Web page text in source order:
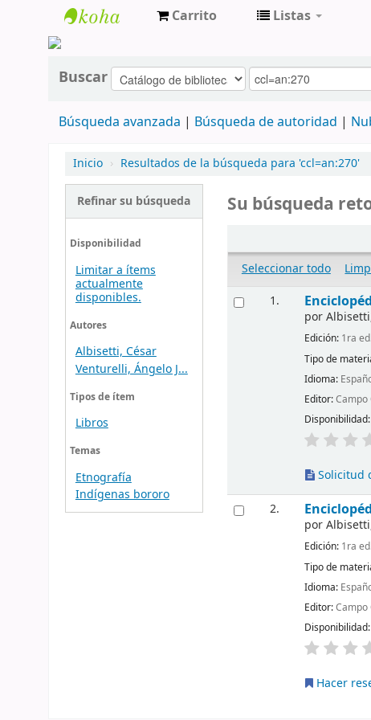
Carrito Listas
Buscar
Búsqueda avanzada Búsqueda de autoridad
Inicio › Resultados de la búsqueda para 'ccl=an:270'
Refinar su búsqueda
Disponibilidad
Limitar a ítems
actualmente
disponibles.
Autores
Albisetti, César
Venturelli, Ángelo J...
Tipos de ítem
Libros
Temas
Etnografía
Indígenas bororo
Su búsqueda
Seleccionar todo
1.
por
Edición: 1ra
Tipo de
Idioma:
Editor:Campo
Disponibilidad:
Solicitud
2.
por
Edición: 1ra
Tipo de
Idioma:
Editor:Campo
Hacer